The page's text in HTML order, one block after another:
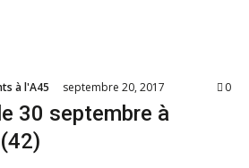
à l'A45 septembre 20, 2017 0
30 septembre à